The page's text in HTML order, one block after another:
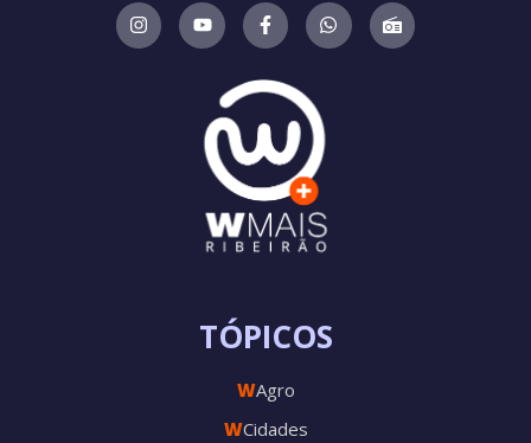
TÓPICOS
WAgro
WCidades